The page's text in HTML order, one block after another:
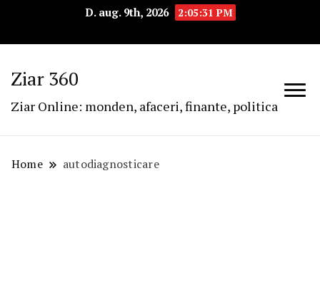
D. aug. 9th, 2026 2:05:31 PM
Ziar 360
Ziar Online: monden, afaceri, finante, politica
Home autodiagnosticare